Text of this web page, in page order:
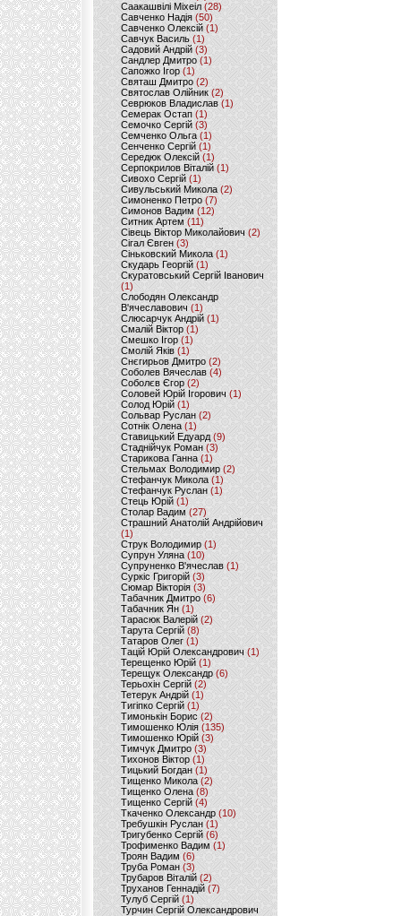
Саакашвілі Міхеіл(28)
Савченко Надія (50)
Савченко Олексій(1)
Савчук Василь (1)
Садовий Андрій (3)
Сандлер Дмитро(1)
Сапожко Ігор(1)
Святаш Дмитро (2)
Святослав Олійник (2)
Севрюков Владислав (1)
Семерак Остап (1)
Семочко Сергій (3)
Семченко Ольга (1)
Сенченко Сергій(1)
Середюк Олексій(1)
Серпокрилов Віталій(1)
Сивохо Сергій(1)
Сивульський Микола(2)
Симоненко Петро(7)
Симонов Вадим (12)
Ситник Артем(11)
Сівець Віктор Миколайович(2)
Сігал Євген (3)
Сіньковский Микола(1)
Скударь Георгій (1)
Скуратовський Сергій Іванович
(1)
Слободян Олександр
В'ячеславович(1)
Слюсарчук Андрій(1)
Смалій Віктор (1)
Смешко Ігор (1)
Смолій Яків (1)
Снєгирьов Дмитро (2)
Соболев Вячеслав (4)
Соболєв Єгор(2)
Соловей Юрій Ігорович (1)
Солод Юрій (1)
Сольвар Руслан (2)
Сотнік Олена(1)
Ставицький Едуард (9)
Стаднійчук Роман(3)
Старикова Ганна (1)
Стельмах Володимир(2)
Стефанчук Микола (1)
Стефанчук Руслан (1)
Стець Юрій (1)
Столар Вадим(27)
Страшний Анатолій Андрійович
(1)
Струк Володимир (1)
Супрун Уляна (10)
Супруненко В'ячеслав (1)
Суркіс Григорій (3)
Сюмар Вікторія (3)
Табачник Дмитро (6)
Табачник Ян(1)
Тарасюк Валерій (2)
Тарута Сергій (8)
Татаров Олег(1)
Тацій Юрій Олександрович(1)
Терещенко Юрій(1)
Терещук Олександр(6)
Терьохін Сергій (2)
Тетерук Андрій (1)
Тигіпко Сергій(1)
Тимонькін Борис (2)
Тимошенко Юлія (135)
Тимошенко Юрій(3)
Тимчук Дмитро (3)
Тихонов Віктор (1)
Тицький Богдан (1)
Тищенко Микола (2)
Тищенко Олена (8)
Тищенко Сергій (4)
Ткаченко Олександр (10)
Требушкін Руслан (1)
Тригубенко Сергій(6)
Трофименко Вадим (1)
Троян Вадим (6)
Труба Роман(3)
Трубаров Віталій (2)
Труханов Геннадій (7)
Тулуб Сергій(1)
Турчин Сергій Олександрович